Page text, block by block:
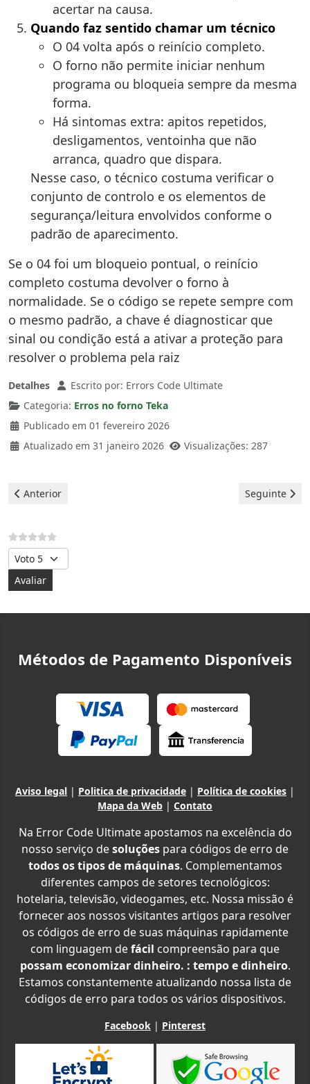
acertar na causa.
Quando faz sentido chamar um técnico
O 04 volta após o reinício completo.
O forno não permite iniciar nenhum
programa ou bloqueia sempre da mesma
forma.
Há sintomas extra: apitos repetidos,
desligamentos, ventoinha que não
arranca, quadro que dispara.
Nesse caso, o técnico costuma verificar o
conjunto de controlo e os elementos de
segurança/leitura envolvidos conforme o
padrão de aparecimento.
Se o 04 foi um bloqueio pontual, o reinício
completo costuma devolver o forno à
normalidade. Se o código se repete sempre com
o mesmo padrão, a chave é diagnosticar que
sinal ou condição está a ativar a proteção para
resolver o problema pela raiz
Detalhes Escrito por: Errors Code Ultimate
Categoria: Erros no forno Teka
Publicado em 01 fevereiro 2026
Atualizado em 31 janeiro 2026
Visualizações: 287
Artigo anterior: Teka Forno - Erro F2
Anterior Artigo
Seguinte
Avalie, por favor
Métodos de Pagamento Disponíveis
Aviso legal | Politica de privacidade | Política de cookies |
Mapa da Web | Contato
Na Error Code Ultimate apostamos na excelência do
nosso serviço desoluções para códigos de erro de
todos os tipos de máquinas. Complementamos
diferentes campos de setores tecnológicos:
hotelaria, televisão, videogames, etc. Nossa missão é
fornecer aos nossos visitantes artigos para resolver
os códigos de erro de suas máquinas rapidamente
com linguagem defácil compreensão para que
possam economizar dinheiro. : tempo e dinheiro.
Estamos constantemente atualizando nossa lista de
códigos de erro para todos os vários dispositivos.
Facebook | Pinterest